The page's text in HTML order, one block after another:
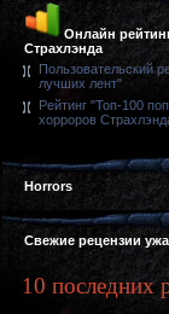
Онлайн
Страхлэнда
Пользовательский
лучших лент"
Рейтинг "Топ-100
хорроров
Horrors
Свежие рецензии
10 последних